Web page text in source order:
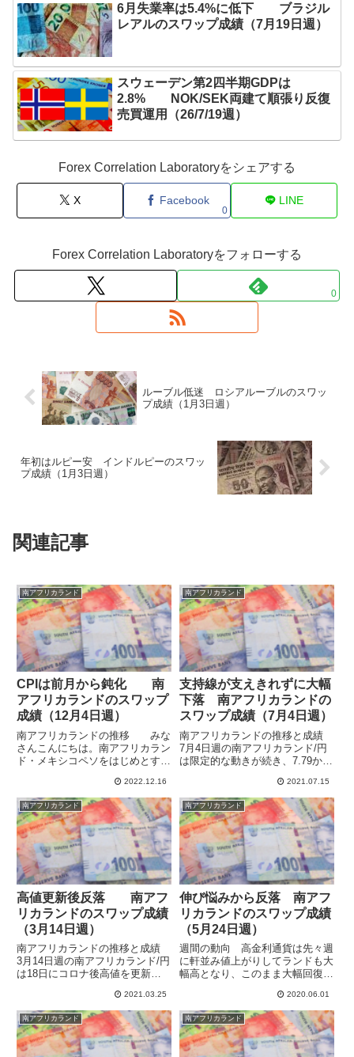
6月失業率は5.4%に低下 ブラジル
レアルのスワップ成績（7月19日週）
スウェーデン第2四半期GDPは
2.8% NOK/SEK両建て順張り反復
売買運用（26/7/19週）
Forex Correlation Laboratoryをシェアする
X Facebook
0
LINE
Forex Correlation Laboratoryをフォローする
0
ルーブル低迷 ロシアルーブルのスワッ
プ成績（1月3日週）
年初はルピー安 インドルピーのスワッ
プ成績（1月3日週）
関連記事
南アフリカランド
CPIは前月から鈍化 南
アフリカランドのスワップ
成績（12月4日週）
南アフリカランドの推移 みな
さんこんにちは。南アフリカラン
ド・メキシコペソをはじめとする
いった金利高めのメジャー通貨に
分散投資する形でスワポ運用を行
っています。ハイレバレッジで資
金効率を高めるとともに為替の
変...
2022.12.16
南アフリカランド
支持線が支えきれずに大幅
下落 南アフリカランドの
スワップ成績（7月4日週）
南アフリカランドの推移と成績
7月4日週の南アフリカランド/円
は限定的な動きが続き、7.79から
た。リスクオフで7日の木曜日に
7.60まで下落したものの、長期の
支持線（青点線）に支えられ、週
末に向けて戻し...
2021.07.15
南アフリカランド
高値更新後反落 南アフ
リカランドのスワップ成績
（3月14日週）
南アフリカランドの推移と成績
3月14日週の南アフリカランド/円
は18日にコロナ後高値を更新し
後反落しています。上に突き抜け
て欲しかったのですが、21日週
に入ってから逆に大きめの下落と
なってしまいました。ち...
2021.03.25
南アフリカランド
伸び悩みから反落 南アフ
リカランドのスワップ成績
（5月24日週）
週間の動向 高金利通貨は先々週
に軒並み値上がりしてランドも大
幅高となり、このまま大幅回復を
ーロでは大きく反落しています。
対円では週初よりわずかに値を伸
ばしていますが、わずかな伸びに
とどまっています。ユーロ/南
ア...
2020.06.01
南アフリカランド 南アフリカランド